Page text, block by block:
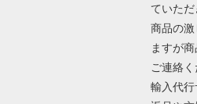
ていただ
商品の
ますが
ご連絡く
輸入代